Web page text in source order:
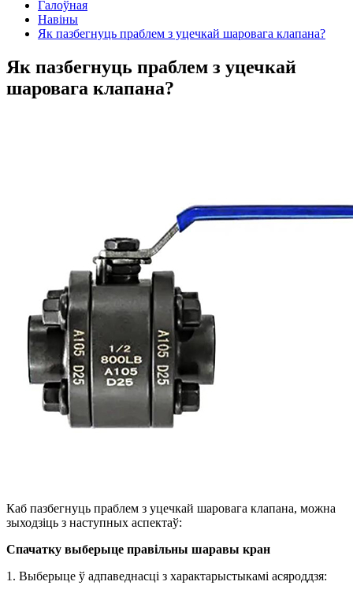
Галоўная
Навіны
Як пазбегнуць праблем з уцечкай шаровага клапана?
Як пазбегнуць праблем з уцечкай
шаровага клапана?
Каб пазбегнуць праблем з уцечкай шаровага клапана, можна
зыходзіць з наступных аспектаў:
Спачатку выберыце правільны шаравы кран
1. Выберыце ў адпаведнасці з характарыстыкамі асяроддзя: